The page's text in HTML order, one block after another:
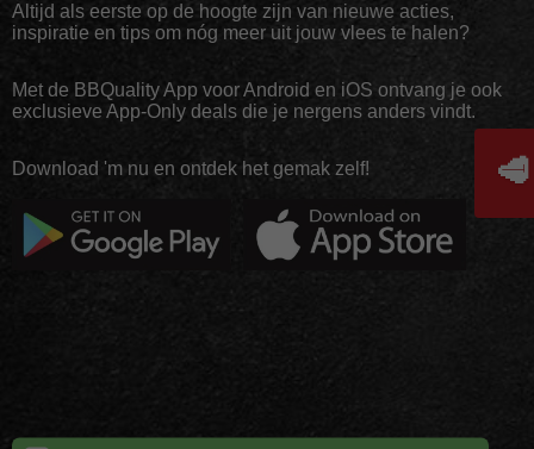
Altijd als eerste op de hoogte zijn van nieuwe acties,
inspiratie en tips om nóg meer uit jouw vlees te halen?
Met de BBQuality App voor Android en iOS ontvang je ook
exclusieve App-Only deals die je nergens anders vindt.
Download 'm nu en ontdek het gemak zelf! 🥩